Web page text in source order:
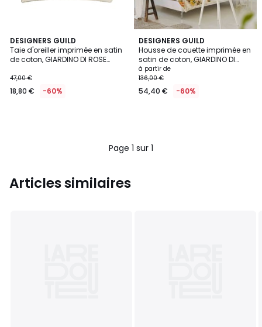
DESIGNERS GUILD
Taie d'oreiller imprimée en satin
de coton, GIARDINO DI ROSE
47,00 €
18,80 € -60%
DESIGNERS GUILD
Housse de couette imprimée en
satin de coton, GIARDINO DI
ROSE ACACIA
à partir de
136,00 €
54,40 € -60%
Page 1 sur 1
Articles similaires